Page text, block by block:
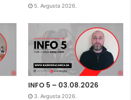
5. Avgusta 2026.
INFO 5 – 03.08.2026
3. Avgusta 2026.